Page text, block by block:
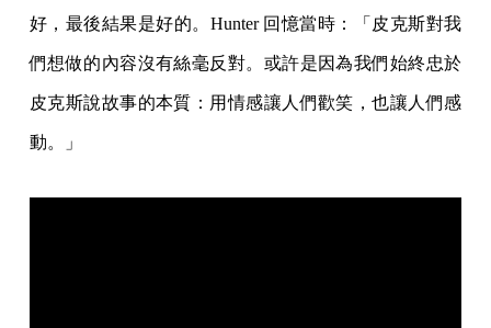
好，最後結果是好的。Hunter 回憶當時：「皮克斯對我
們想做的內容沒有絲毫反對。或許是因為我們始終忠於
皮克斯說故事的本質：用情感讓人們歡笑，也讓人們感
動。」